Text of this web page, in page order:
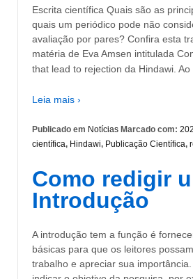
Escrita científica Quais são as
quais um periódico pode não
avaliação por pares? Confira esta
matéria de Eva Amsen intitulada
that lead to rejection da Hindawi. Ao
Leia mais ›
Publicado em Notícias Marcado com:
científica, Hindawi, Publicação Científica,
Como redigir
Introdução
A introdução tem a função é
básicas para que os leitores
trabalho e apreciar sua